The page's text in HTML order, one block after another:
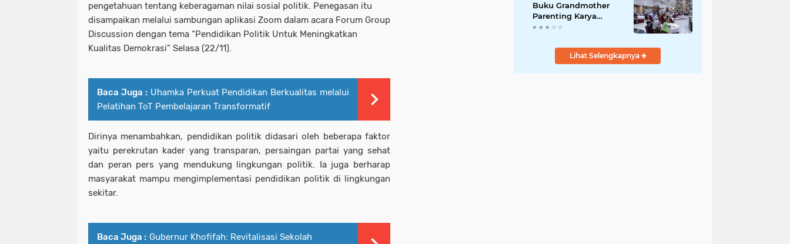
pengetahuan tentang keberagaman nilai sosial politik. Penegasan itu
disampaikan melalui sambungan aplikasi Zoom dalam acara Forum Group
Discussion dengan tema “Pendidikan Politik Untuk Meningkatkan
Kualitas Demokrasi” Selasa (22/11).
Baca Juga : Uhamka Perkuat Pendidikan Berkualitas melalui
Pelatihan ToT Pembelajaran Transformatif
Dirinya menambahkan, pendidikan politik didasari oleh beberapa faktor
yaitu perekrutan kader yang transparan, persaingan partai yang sehat
dan peran pers yang mendukung lingkungan politik. Ia juga berharap
masyarakat mampu mengimplementasi pendidikan politik di lingkungan
sekitar.
Baca Juga : Gubernur Khofifah: Revitalisasi Sekolah
Buku Grandmother
Parenting Karya
Chandrawaty
Lihat Selengkapnya